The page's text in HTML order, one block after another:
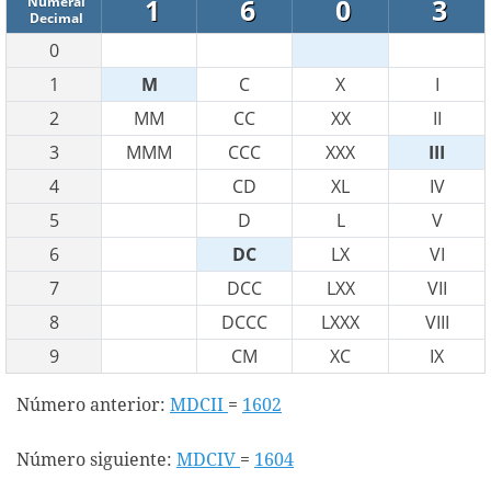
Decimal
1 6 0 3
0
1
M C X
I
2
MM CC XX
II
3
MMM CCC XXX
III
4
CD XL
IV
5
D L
V
6
DC LX
VI
7
DCC LXX
VII
8
DCCC LXXX
VIII
9
CM XC IX
Número anterior: MDCII = 1602
Número siguiente: MDCIV = 1604